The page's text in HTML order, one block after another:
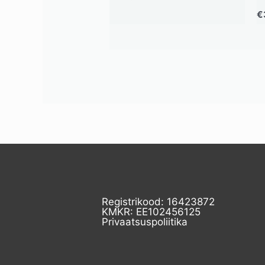
€
Registrikood: 16423872
KMKR: EE102456125
Privaatsuspoliitika